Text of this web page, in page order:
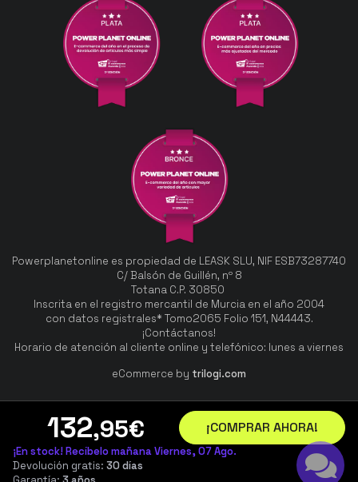
132,95€ ¡COMPRAR AHORA!
¡En stock! Recíbelo mañana Viernes, 07 Ago.
Devolución gratis: 30 días
Powerplanetonline es propiedad de LEASK SLU, NIF ESB73287740
C/ Balsón de Guillén, nº 8
Totana C.P. 30850
Inscrita en el registro mercantil de Murcia en el año 2004
con datos registrales* Tomo2065 Folio 151, N44443.
¡Contáctanos!
Horario de atención al cliente online y telefónico: lunes a viernes
eCommerce by trilogi.com